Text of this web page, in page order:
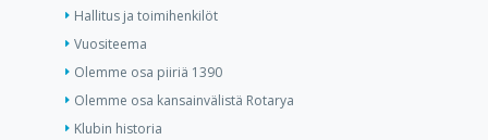
Hallitus ja toimihenkilöt
Vuositeema
Olemme osa piiriä 1390
Olemme osa kansainvälistä Rotarya
Klubin historia